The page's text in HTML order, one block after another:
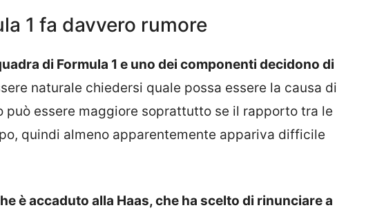
1 fa davvero rumore
di Formula 1 e uno dei componenti decidono di
naturale chiedersi quale possa essere la causa di
può essere maggiore soprattutto se il rapporto tra le
quindi almeno apparentemente appariva difficile
è accaduto alla Haas, che ha scelto di rinunciare a